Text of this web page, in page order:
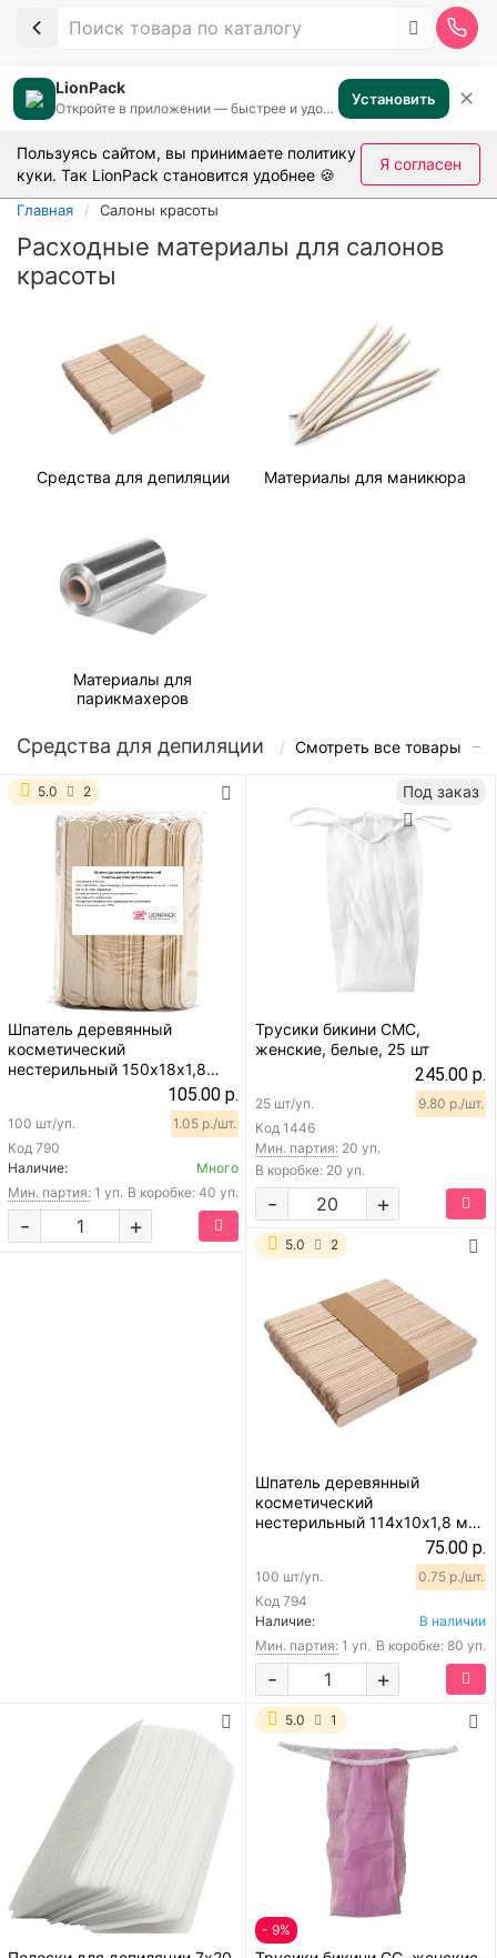
LionPack
Откройте в приложении — быстрее и удобнее Установить ✕
Пользуясь сайтом, вы принимаете политику
куки. Так LionPack становится удобнее 🍪
Я согласен
Главная Салоны красоты
Расходные материалы для салонов
красоты
Средства для депиляции Материалы для маникюра
Материалы для
парикмахеров
Средства для депиляции Смотреть все товары
5.0 2
Шпатель деревянный
косметический
нестерильный 150х18х1,8
105.00 р.
Код 790
100 шт/уп. 1.05 р./шт.
Наличие:
Много
Мин. партия: 1 уп. В коробке: 40 уп.
+
-
Под заказ
Трусики бикини СМС,
женские, белые, 25 шт
245.00 р.
Код 1446
25 шт/уп. 9.80 р./шт.
Мин. партия: 20 уп.
В коробке: 20 уп.
+
-
5.0 2
Шпатель деревянный
косметический
нестерильный 114х10х1,8 мм,
75.00 р.
Код 794
100 шт/уп. 0.75 р./шт.
Наличие:
В наличии
Мин. партия: 1 уп. В коробке: 80 уп.
+
-
5.0 1
- 9%